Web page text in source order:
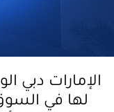
الإمارات دبي
لها في